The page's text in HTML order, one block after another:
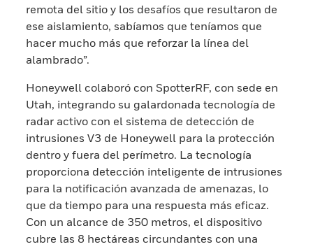
remota del sitio y los desafíos que resultaron de
ese aislamiento, sabíamos que teníamos que
hacer mucho más que reforzar la línea del
alambrado”.
Honeywell colaboró con SpotterRF, con sede en
Utah, integrando su galardonada tecnología de
radar activo con el sistema de detección de
intrusiones V3 de Honeywell para la protección
dentro y fuera del perímetro. La tecnología
proporciona detección inteligente de intrusiones
para la notificación avanzada de amenazas, lo
que da tiempo para una respuesta más eficaz.
Con un alcance de 350 metros, el dispositivo
cubre las 8 hectáreas circundantes con una